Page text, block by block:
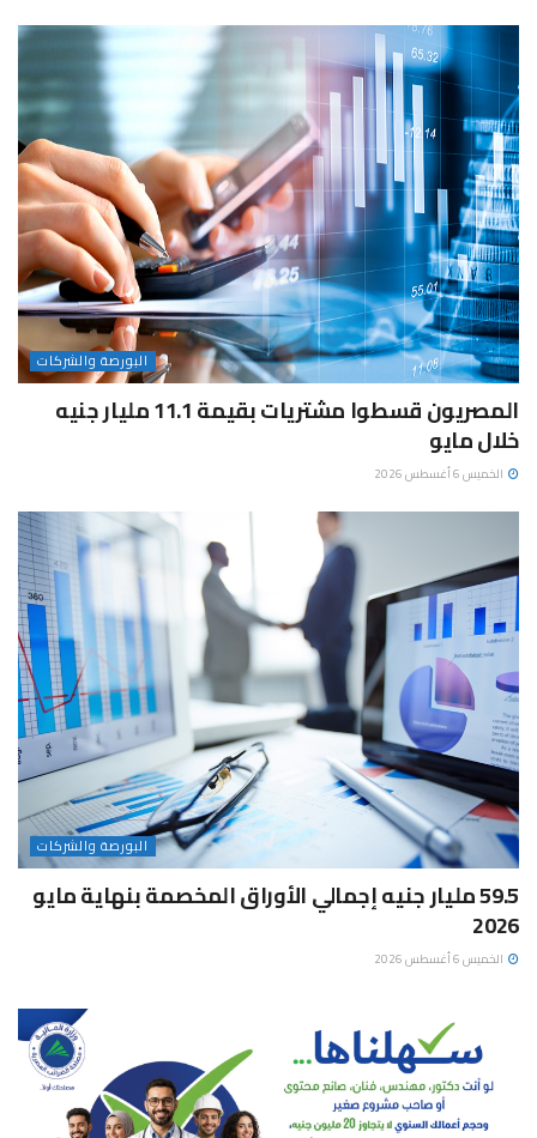
البورصة والشركات
المصريون قسطوا مشتريات بقيمة 11.1 مليار جنيه
خلال مايو
الخميس 6 أغسطس 2026
البورصة والشركات
59.5 مليار جنيه إجمالي الأوراق المخصمة بنهاية مايو
2026
الخميس 6 أغسطس 2026